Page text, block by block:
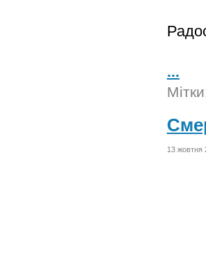
...
13 жовтня